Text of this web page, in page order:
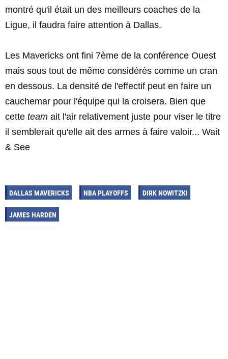
montré qu'il était un des meilleurs coaches de la
Ligue, il faudra faire attention à Dallas.
Les Mavericks ont fini 7ème de la conférence Ouest
mais sous tout de même considérés comme un cran
en dessous. La densité de l'effectif peut en faire un
cauchemar pour l'équipe qui la croisera. Bien que
cette team ait l'air relativement juste pour viser le titre
il semblerait qu'elle ait des armes à faire valoir... Wait
& See
DALLAS MAVERICKS NBA PLAYOFFS DIRK NOWITZKI
JAMES HARDEN